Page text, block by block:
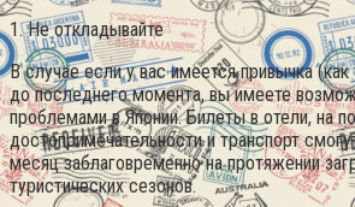
1. Не откладывайте
В случае если у вас имеется привычка
до последнего момента, вы имеете
проблемами в Японии. Билеты в отели, на
достопримечательности и транспорт
месяц заблаговременно на протяжении
туристических сезонов.